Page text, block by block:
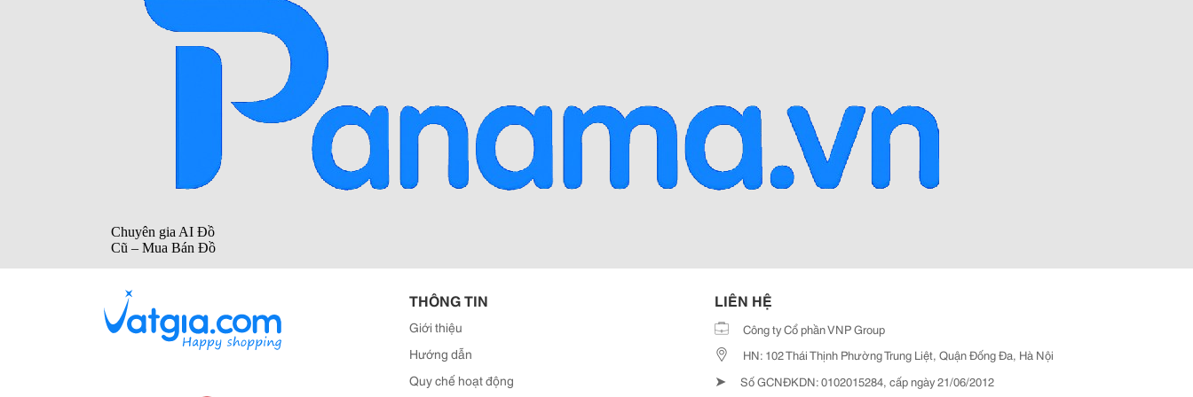
THÔNG TIN
Giới thiệu
Hướng dẫn
Quy chế hoạt động
LIÊN HỆ
Công ty Cổ phần VNP Group
HN: 102 Thái Thịnh Phường Trung Liệt, Quận Đống Đa, Hà Nội
➤ Số GCNĐKDN: 0102015284, cấp ngày 21/06/2012